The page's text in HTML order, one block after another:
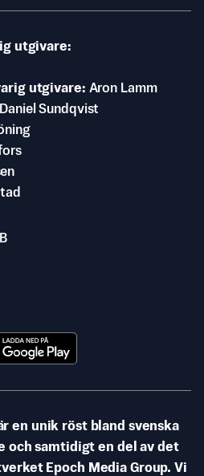
utgivare
utgivare Aron Lamm
Daniel Sundqvist
en unik röst bland svenska
och samtidigt en del av det
Epoch Media Group. Vi